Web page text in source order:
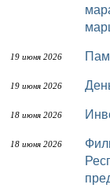
19 июня 2026
19 июня 2026
18 июня 2026
18 июня 2026
Филиал ПАО «Россети Северо-Запад» в